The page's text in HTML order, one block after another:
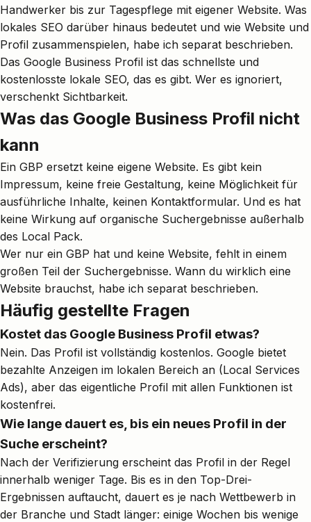
Handwerker bis zur Tagespflege mit eigener Website. Was
lokales SEO darüber hinaus bedeutet und wie Website und
Profil zusammenspielen, habe ich separat beschrieben.
Das Google Business Profil ist das schnellste und
kostenlosste lokale SEO, das es gibt. Wer es ignoriert,
verschenkt Sichtbarkeit.
Was das Google Business Profil nicht
kann
Ein GBP ersetzt keine eigene Website. Es gibt kein
Impressum, keine freie Gestaltung, keine Möglichkeit für
ausführliche Inhalte, keinen Kontaktformular. Und es hat
keine Wirkung auf organische Suchergebnisse außerhalb
des Local Pack.
Wer nur ein GBP hat und keine Website, fehlt in einem
großen Teil der Suchergebnisse. Wann du wirklich eine
Website brauchst, habe ich separat beschrieben.
Häufig gestellte Fragen
Kostet das Google Business Profil etwas?
Nein. Das Profil ist vollständig kostenlos. Google bietet
bezahlte Anzeigen im lokalen Bereich an (Local Services
Ads), aber das eigentliche Profil mit allen Funktionen ist
kostenfrei.
Wie lange dauert es, bis ein neues Profil in der
Suche erscheint?
Nach der Verifizierung erscheint das Profil in der Regel
innerhalb weniger Tage. Bis es in den Top-Drei-
Ergebnissen auftaucht, dauert es je nach Wettbewerb in
der Branche und Stadt länger: einige Wochen bis wenige